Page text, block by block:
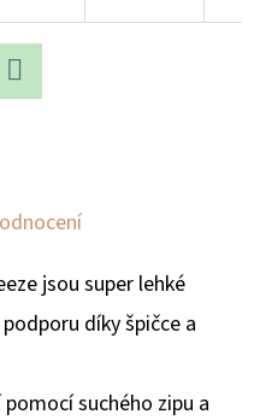
jsou super lehké
díky špičce a
suchého zipu a